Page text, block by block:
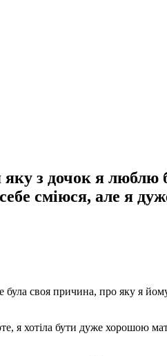
з дочок я люблю
сміюся, але я
своя причина, про яку я
я хотіла бути дуже хорошою